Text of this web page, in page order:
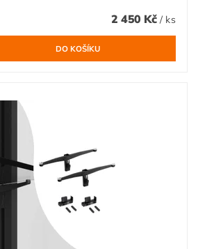
2 450 Kč / ks